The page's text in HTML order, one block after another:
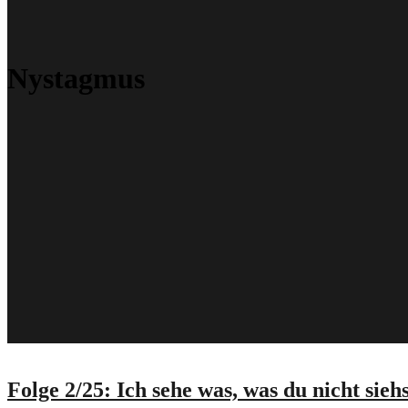
Nystagmus
Folge 2/25: Ich sehe was, was du nicht